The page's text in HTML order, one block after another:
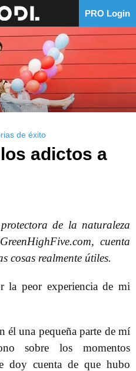
PRO Login
de éxito
adictos a
de la naturaleza
cuenta
cosas realmente útiles.
la peor experiencia de mi
él una pequeña parte de mí
sobre los momentos
doy cuenta de que hubo